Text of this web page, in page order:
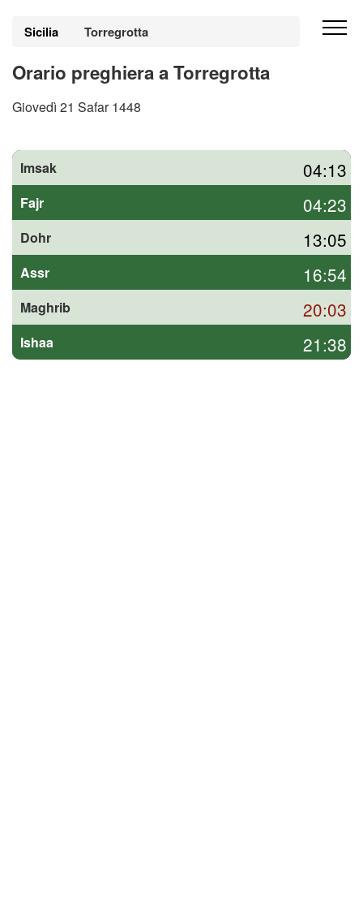
Sicilia Torregrotta
Orario preghiera a Torregrotta
Giovedì 21 Safar 1448
Imsak 04:13
Fajr 04:23
Dohr 13:05
Assr 16:54
Maghrib 20:03
Ishaa 21:38